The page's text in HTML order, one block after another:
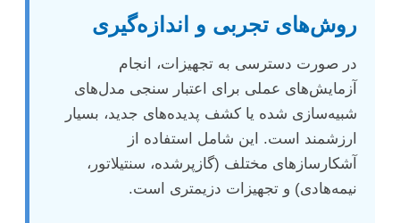
روش‌های تجربی و اندازه‌گیری
در صورت دسترسی به تجهیزات، انجام
آزمایش‌های عملی برای اعتبار سنجی مدل‌های
شبیه‌سازی شده یا کشف پدیده‌های جدید، بسیار
ارزشمند است. این شامل استفاده از
آشکارسازهای مختلف (گازپرشده، سنتیلاتور،
نیمه‌هادی) و تجهیزات دزیمتری است.